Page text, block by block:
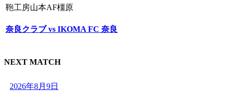
鞄工房山本AF橿原
奈良クラブ vs IKOMA FC 奈良
NEXT MATCH
2026年8月9日